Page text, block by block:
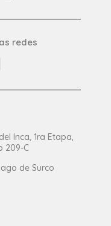
redes
Inca, 1ra Etapa,
209-C
de Surco